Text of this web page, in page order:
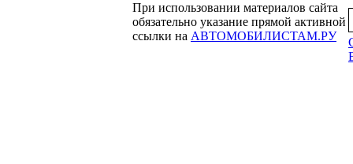
При использовании материалов сайта
обязательно указание прямой активной
ссылки на АВТОМОБИЛИСТАМ.РУ